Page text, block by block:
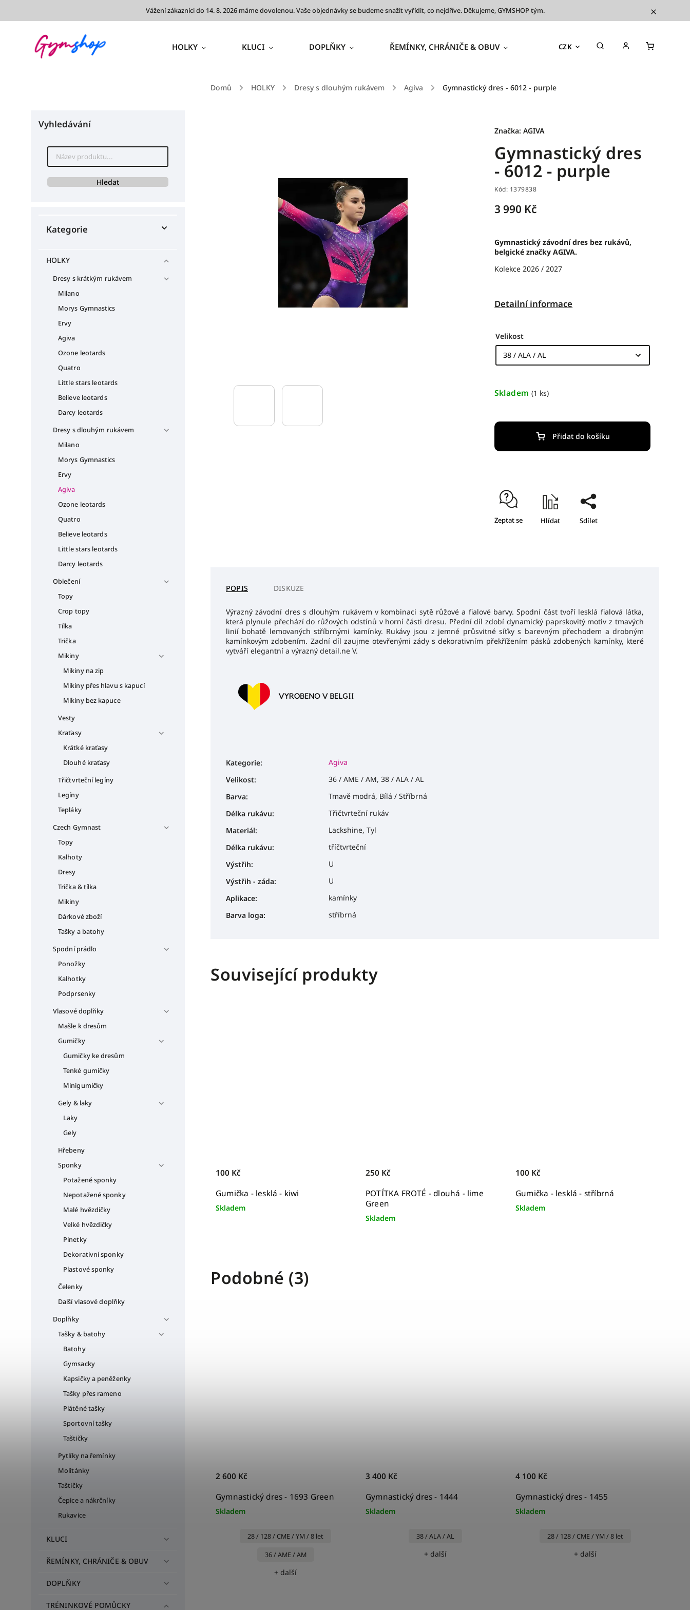
Vážení zákazníci do 14. 8. 2026 máme dovolenou. Vaše objednávky se budeme snažit vyřídit, co nejdříve. Děkujeme, GYMSHOP tým.
CZK
HOLKY KLUCI DOPLŇKY ŘEMÍNKY, CHRÁNIČE & OBUV TRÉNINKOVÉ POMŮCKY
Domů / HOLKY / Dresy s dlouhým rukávem / Agiva / Gymnastický dres - 6012 - purple
Vyhledávání
Hledat
Kategorie
HOLKY
Dresy s krátkým rukávem
Milano
Morys Gymnastics
Ervy
Agiva
Ozone leotards
Quatro
Little stars leotards
Believe leotards
Darcy leotards
Dresy s dlouhým rukávem
Milano
Morys Gymnastics
Ervy
Agiva
Ozone leotards
Quatro
Believe leotards
Little stars leotards
Darcy leotards
Oblečení
Topy
Crop topy
Tílka
Trička
Mikiny
Mikiny na zip
Mikiny přes hlavu s kapucí
Mikiny bez kapuce
Vesty
Kraťasy
Krátké kraťasy
Dlouhé kraťasy
Třičtvrteční legíny
Legíny
Tepláky
Czech Gymnast
Topy
Kalhoty
Dresy
Trička & tílka
Mikiny
Dárkové zboží
Tašky a batohy
Spodní prádlo
Ponožky
Kalhotky
Podprsenky
Vlasové doplňky
Mašle k dresům
Gumičky
Gumičky ke dresům
Tenké gumičky
Minigumičky
Gely & laky
Laky
Gely
Hřebeny
Sponky
Potažené sponky
Nepotažené sponky
Malé hvězdičky
Velké hvězdičky
Pinetky
Dekorativní sponky
Plastové sponky
Čelenky
Další vlasové doplňky
Doplňky
Tašky & batohy
Batohy
Gymsacky
Kapsičky a peněženky
Tašky přes rameno
Plátěné tašky
Sportovní tašky
Taštičky
Pytlíky na řemínky
Molitánky
Taštičky
Čepice a nákrčníky
Rukavice
KLUCI
ŘEMÍNKY, CHRÁNIČE & OBUV
DOPLŇKY
TRÉNINKOVÉ POMŮCKY
Gymnastický dres
- 6012 - purple
Kód: 1379838
3 990 Kč
Gymnastický závodní dres bez rukávů,
belgické značky AGIVA.
Kolekce 2026 / 2027
Detailní informace
Značka:AGIVA
Velikost
Skladem (1 ks)
Přidat do košíku
Zeptat se Hlídat Sdílet
POPIS DISKUZE
Výrazný závodní dres s dlouhým rukávem v kombinaci sytě růžové a fialové barvy. Spodní část tvoří lesklá fialová látka,
která plynule přechází do růžových odstínů v horní části dresu. Přední díl zdobí dynamický paprskovitý motiv z tmavých
linií bohatě lemovaných stříbrnými kamínky. Rukávy jsou z jemné průsvitné síťky s barevným přechodem a drobným
kamínkovým zdobením. Zadní díl zaujme otevřenými zády s dekorativním překřížením pásků zdobených kamínky, které
vytváří elegantní a výrazný detail.ne V.
Kategorie:
Agiva
Velikost:
36 / AME / AM, 38 / ALA / AL
Barva:
Tmavě modrá, Bílá / Stříbrná
Délka rukávu:
Třičtvrteční rukáv
Materiál:
Lackshine, Tyl
Délka rukávu:
tříčtvrteční
Výstřih:
U
Výstřih - záda:
U
Aplikace:
kamínky
Barva loga: stříbrná
Související produkty
Gumička - lesklá - kiwi
Skladem
100 Kč
POTÍTKA FROTÉ - dlouhá - lime
Green
Skladem
250 Kč
Gumička - lesklá - stříbrná
Skladem
100 Kč
Podobné (3)
Gymnastický dres - 1693 Green
Skladem
2 600 Kč
28 / 128 / CME / YM / 8 let
36 / AME / AM
+ další
Gymnastický dres - 1444
Skladem
3 400 Kč
38 / ALA / AL
+ další
Gymnastický dres - 1455
Skladem
4 100 Kč
28 / 128 / CME / YM / 8 let
+ další